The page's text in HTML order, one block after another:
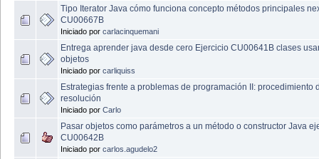
Tipo Iterator Java cómo funciona concepto métodos principales
CU00667B
Iniciado por carlacinquemani
Entrega aprender java desde cero Ejercicio CU00641B clases
objetos
Iniciado por carliquiss
Estrategias frente a problemas de programación II: procedimiento
resolución
Iniciado por Carlo
Pasar objetos como parámetros a un método o constructor Java
CU00642B
Iniciado por carlos.agudelo2